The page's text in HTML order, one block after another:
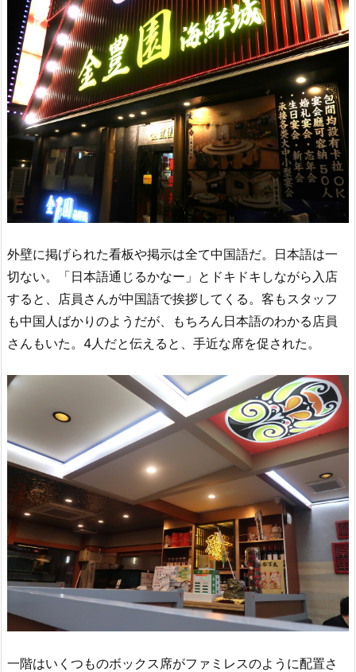
外壁に掲げられた看板や掲示は全て中国語だ。日本語は一
切ない。「日本語通じるかなー」とドキドキしながら入店
すると、店員さんが中国語で挨拶してくる。客もスタッフ
も中国人ばかりのようだが、もちろん日本語のわかる店員
さんもいた。4人だと伝えると、手近な席を促された。
一階はいくつものボックス席がファミレスのように配置さ